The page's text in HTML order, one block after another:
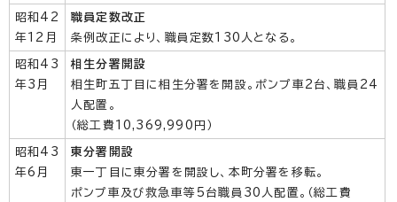
昭和42
年12月
職員定数改正
条例改正により、職員定数130人となる。
昭和43
年3月
相生分署開設
相生町五丁目に相生分署を開設。ポンプ車2台、職員24
人配置。
（総工費10,369,990円）
昭和43
年6月
東分署開設
東一丁目に東分署を開設し、本町分署を移転。
ポンプ車及び救急車等5台職員30人配置。（総工費